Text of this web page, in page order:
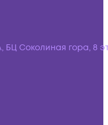
БЦ Соколиная гора, 8